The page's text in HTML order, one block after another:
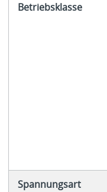
Betriebsklasse
Spannungsart